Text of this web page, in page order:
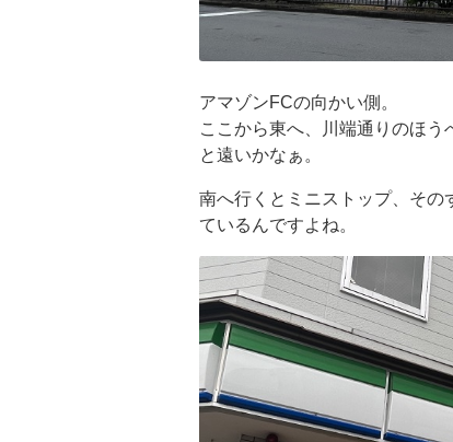
アマゾンFCの向かい側。
ここから東へ、川端通りのほ
と遠いかなぁ。
南へ行くとミニストップ、そ
ているんですよね。